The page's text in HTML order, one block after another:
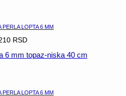
PERLA LOPTA 6 MM
RSD
6 mm topaz-niska 40 cm
PERLA LOPTA 6 MM